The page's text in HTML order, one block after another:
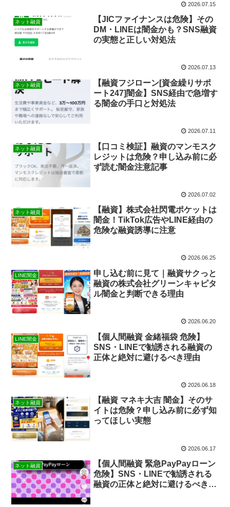
2026.07.15
ネット融資
【JICファイナンスは危険】その
DM・LINEは闇金かも？SNS融資
の実態と正しい対処法
2026.07.13
ネット融資
【融資フジローン[資金繰りサポ
ート247]闇金】SNS経由で急増す
る闇金の手口と対処法
2026.07.11
ネット融資
【口コミ検証】融資のマンモスク
レジットは危険？申し込み前に必
ず読む闇金注意記事
2026.07.02
ネット融資
【融資】株式会社閃電ポケットは
闇金！TikTok広告やLINE経由の
危険な融資誘導に注意
2026.06.25
LINE闇金
申し込む前に見て｜融資サクっと
融資の株式会社グリーンキャピタ
ル闇金と判断できる理由
2026.06.20
LINE闇金
【個人間融資 金緒福袋 危険】
SNS・LINEで勧誘される融資の
正体と絶対に避けるべき理由
2026.06.18
ネット融資
【融資 マネキ大吉 闇金】そのサ
イトは危険？申し込み前に必ず知
ってほしい実態
2026.06.17
ネット融資
【個人間融資 緊急PayPayローン
危険】SNS・LINEで勧誘される
融資の正体と絶対に避けるべき理